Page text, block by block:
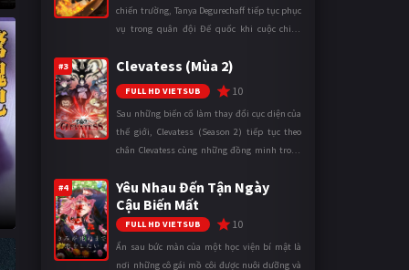
chiến trường, Tanya Degurechaff tiếp tục phục
vụ trong quân đội Đế quốc khi cuộc chiến
mặt trận. Dù sở hữu tài năn ...
#3 Clevatess (Mùa 2)
FULL HD VIETSUB 10
Sau những biến cố làm thay đổi cục diện của
thế giới, Clevatess (Season 2) tiếp tục theo
chân Clevatess cùng những đồng minh trong
loại đến bờ vực diệ ...
#4
Yêu Nhau Đến Tận Ngày
Cậu Biến Mất
FULL HD VIETSUB 10
Ẩn sau bức màn của một học viện bí mật là
nơi những cô gái mồ côi được nuôi dưỡng và